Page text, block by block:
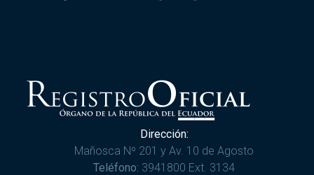
Dirección:
Mañosca Nº 201 y Av. 10 de Agosto
Teléfono: 3941800 Ext. 3134